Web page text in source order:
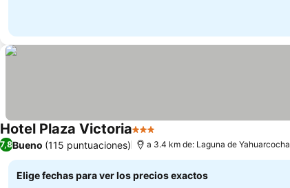
Hotel Plaza Victoria3 Estrellas
7,8Bueno (115 puntuaciones) a 3.4 km de: Laguna de Yahuarcocha
Elige fechas para ver los precios exactos